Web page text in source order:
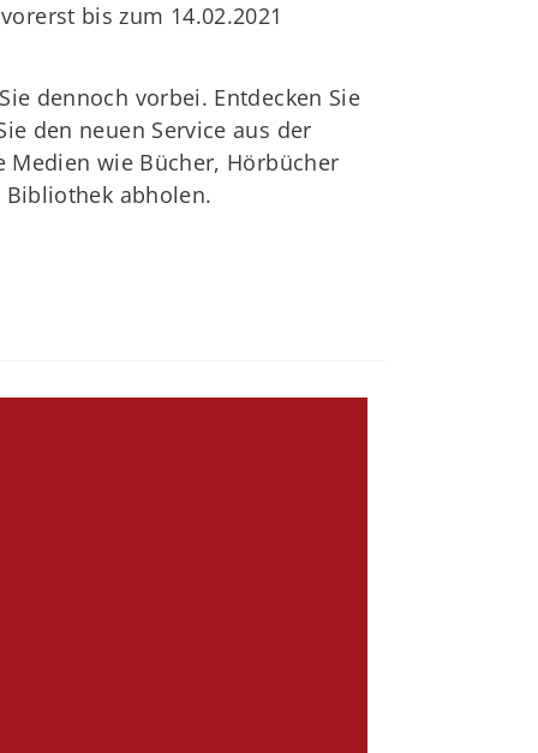
bis zum 14.02.2021
dennoch vorbei. Entdecken Sie
den neuen Service aus der
wie Bücher, Hörbücher
Bibliothek abholen.